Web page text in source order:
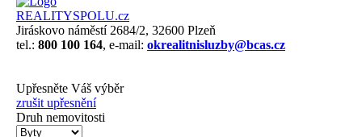
REALITYSPOLU.cz
Jiráskovo náměstí 2684/2, 32600 Plzeň
tel.: 800 100 164, e-mail: okrealitnisluzby@bcas.cz
Upřesněte Váš výběr
zrušit upřesnění
Druh nemovitosti